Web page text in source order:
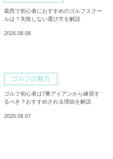
葛西で初心者におすすめのゴルフスクー
ルは？失敗しない選び方を解説
2026.08.08
ゴルフの魅力
ゴルフ初心者は7番アイアンから練習す
るべき？おすすめされる理由を解説
2026.08.07